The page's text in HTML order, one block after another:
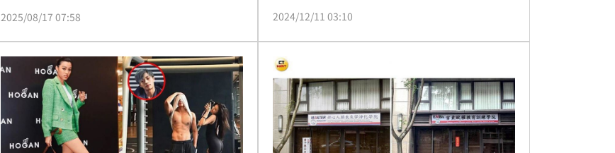
任隊長，11月15日行腳勇士們將從高雄中山大學
900公里的傳遞愛心旅程，於12月7日回到中山大
學，沿途串聯北中南各大學EMBA及公益慈善團
體共襄盛舉。
2025/08/17 07:58
少祺一聲「大哥」，惹得觀眾們一同在電視機前
2024/12/11 03:10